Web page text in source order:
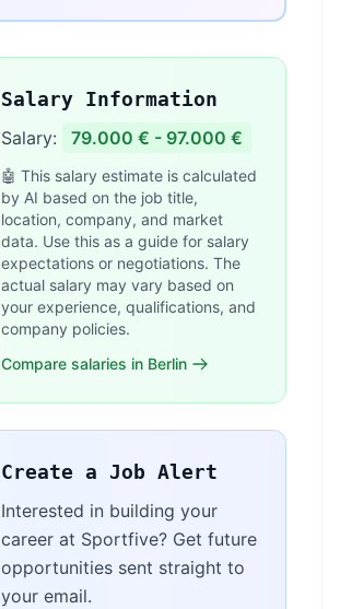
Salary Information
Salary: 79.000 € - 97.000 €
🤖 This salary estimate is calculated
by AI based on the job title,
location, company, and market
data. Use this as a guide for salary
expectations or negotiations. The
actual salary may vary based on
your experience, qualifications, and
company policies.
Compare salaries in Berlin
Create a Job Alert
Interested in building your
career at Sportfive? Get future
opportunities sent straight to
your email.